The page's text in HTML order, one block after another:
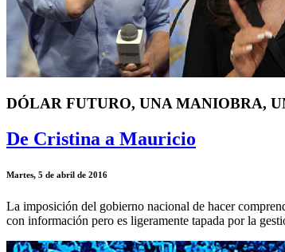
DÓLAR FUTURO, UNA MANIOBRA,
De Cristina a Mauricio
Martes, 5 de abril de 2016
La imposición del gobierno nacional de hacer
con información pero es ligeramente tapada por la